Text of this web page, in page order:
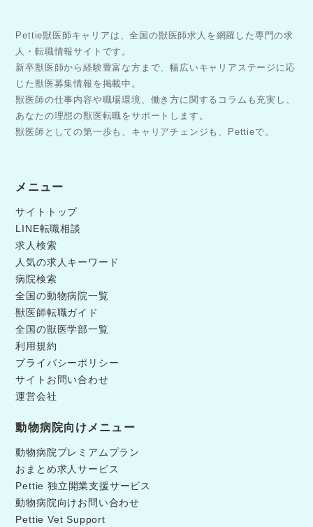
Pettie獣医師キャリアは、全国の獣医師求人を網羅した専門の求
人・転職情報サイトです。
新卒獣医師から経験豊富な方まで、幅広いキャリアステージに応
じた獣医募集情報を掲載中。
獣医師の仕事内容や職場環境、働き方に関するコラムも充実し、
あなたの理想の獣医転職をサポートします。
獣医師としての第一歩も、キャリアチェンジも、Pettieで。
メニュー
サイトトップ
LINE転職相談
求人検索
人気の求人キーワード
病院検索
全国の動物病院一覧
獣医師転職ガイド
全国の獣医学部一覧
利用規約
プライバシーポリシー
サイトお問い合わせ
運営会社
動物病院向けメニュー
動物病院プレミアムプラン
おまとめ求人サービス
Pettie 独立開業支援サービス
動物病院向けお問い合わせ
Pettie Vet Support